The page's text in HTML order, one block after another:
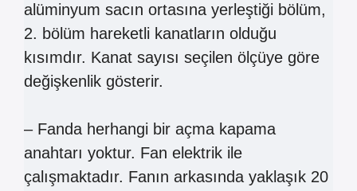
alüminyum sacın ortasına yerleştiği bölüm,
2. bölüm hareketli kanatların olduğu
kısımdır. Kanat sayısı seçilen ölçüye göre
değişkenlik gösterir.
– Fanda herhangi bir açma kapama
anahtarı yoktur. Fan elektrik ile
çalışmaktadır. Fanın arkasında yaklaşık 20